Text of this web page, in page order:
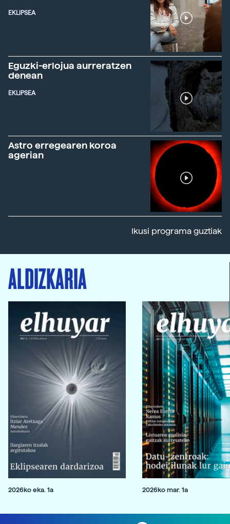
EKLIPSEA
Eguzki-erlojua aurreratzen
denean
EKLIPSEA
Astro erregearen koroa
agerian
Ikusi programa guztiak
ALDIZKARIA
2026ko eka. 1a 2026ko mar. 1a